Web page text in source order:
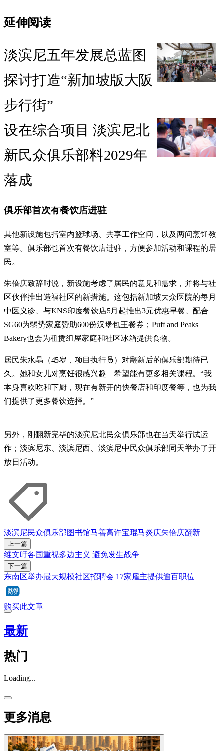
延伸阅读
淡滨尼五年发展总蓝图
探讨打造“新加坡版大阪
步行街”
设在综合项目 淡滨尼北
新民众俱乐部料2029年
落成
俱乐部首次有餐饮店进驻
其他新设施包括室内篮球场、共享工作空间，以及两间烹饪教
室等。俱乐部也首次有餐饮店进驻，方便参加活动和课程的居
民。
朱倍庆致辞时说，新设施考虑了居民的意见和需求，并将与社
区伙伴推出造福社区的新措施。这包括新加坡大众医院的每月
中医义诊、与KNS印度餐饮店5月起推出3元优惠早餐、配合
SG60为弱势家庭赞助600份汉堡包王餐券；Puff and Peaks
Bakery也会为租赁组屋家庭和社区冰箱提供食物。
居民朱水晶（45岁，项目执行员）对翻新后的俱乐部期待已
久。她和女儿对烹饪很感兴趣，希望能有更多相关课程。“我
本身喜欢吃和下厨，现在有新开的快餐店和印度餐等，也为我
们提供了更多餐饮选择。”
另外，刚翻新完毕的淡滨尼北民众俱乐部也在当天举行试运
作；淡滨尼东、淡滨尼西、淡滨尼中民众俱乐部同天举办了开
放日活动。
淡滨尼民众俱乐部图书馆马善高许宝琨马炎庆朱倍庆翻新
上一篇
维文吁各国重视多边主义 避免发生战争
下一篇
东南区举办最大规模社区招聘会 17家雇主提供逾百职位
购买此文章
最新
热门
Loading...
更多消息